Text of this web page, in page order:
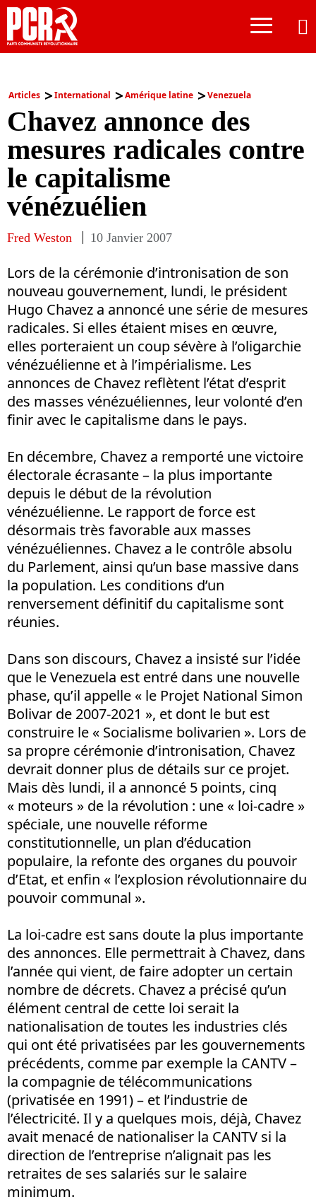
≡
Articles International Amérique latine Venezuela
Chavez annonce des
mesures radicales contre
le capitalisme
vénézuélien
Fred Weston 10 Janvier 2007
Lors de la cérémonie d’intronisation de son
nouveau gouvernement, lundi, le président
Hugo Chavez a annoncé une série de mesures
radicales. Si elles étaient mises en œuvre,
elles porteraient un coup sévère à l’oligarchie
vénézuélienne et à l’impérialisme. Les
annonces de Chavez reflètent l’état d’esprit
des masses vénézuéliennes, leur volonté d’en
finir avec le capitalisme dans le pays.
En décembre, Chavez a remporté une victoire
électorale écrasante – la plus importante
depuis le début de la révolution
vénézuélienne. Le rapport de force est
désormais très favorable aux masses
vénézuéliennes. Chavez a le contrôle absolu
du Parlement, ainsi qu’un base massive dans
la population. Les conditions d’un
renversement définitif du capitalisme sont
réunies.
Dans son discours, Chavez a insisté sur l’idée
que le Venezuela est entré dans une nouvelle
phase, qu’il appelle « le Projet National Simon
Bolivar de 2007-2021 », et dont le but est
construire le « Socialisme bolivarien ». Lors de
sa propre cérémonie d’intronisation, Chavez
devrait donner plus de détails sur ce projet.
Mais dès lundi, il a annoncé 5 points, cinq
« moteurs » de la révolution : une « loi-cadre »
spéciale, une nouvelle réforme
constitutionnelle, un plan d’éducation
populaire, la refonte des organes du pouvoir
d’Etat, et enfin « l’explosion révolutionnaire du
pouvoir communal ».
La loi-cadre est sans doute la plus importante
des annonces. Elle permettrait à Chavez, dans
l’année qui vient, de faire adopter un certain
nombre de décrets. Chavez a précisé qu’un
élément central de cette loi serait la
nationalisation de toutes les industries clés
qui ont été privatisées par les gouvernements
précédents, comme par exemple la CANTV –
la compagnie de télécommunications
(privatisée en 1991) – et l’industrie de
l’électricité. Il y a quelques mois, déjà, Chavez
avait menacé de nationaliser la CANTV si la
direction de l’entreprise n’alignait pas les
retraites de ses salariés sur le salaire
minimum.